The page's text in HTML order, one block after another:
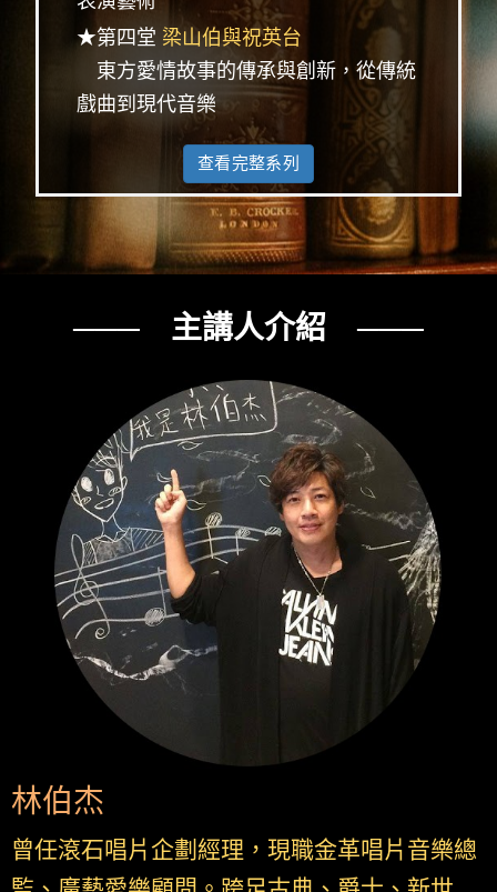
★第四堂 梁山伯與祝英台
東方愛情故事的傳承與創新，從傳統
戲曲到現代音樂
查看完整系列
─── 主講人介紹 ───
林伯杰
曾任滾石唱片企劃經理，現職金革唱片音樂總